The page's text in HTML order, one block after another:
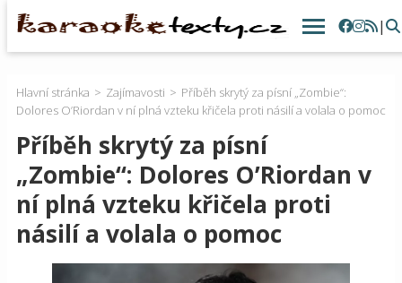
|
Hlavní stránka Zajímavosti
Příběh skrytý za písní „Zombie“:
Dolores O’Riordan v ní plná vzteku křičela proti násilí a volala o pomoc
Příběh skrytý za písní
„Zombie“: Dolores O’Riordan v
ní plná vzteku křičela proti
násilí a volala o pomoc